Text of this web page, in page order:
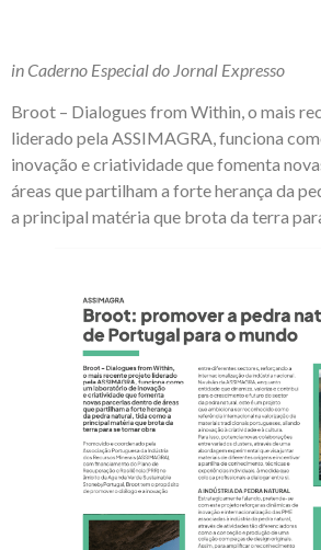
in Caderno Especial do Jornal Expresso
Broot – Dialogues from Within, o mais
liderado pela ASSIMAGRA, funciona
inovação e criatividade que fomenta
áreas que partilham a forte herança da
a principal matéria que brota da terra